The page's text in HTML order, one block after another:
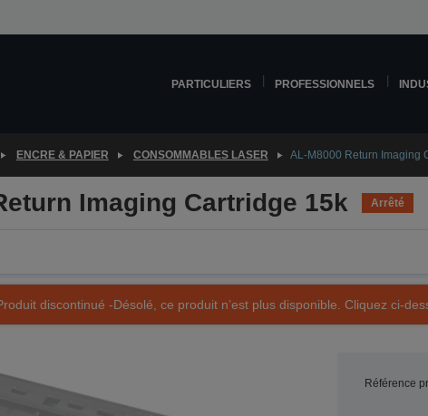
PARTICULIERS PROFESSIONNELS
ENCRE & PAPIER CONSOMMABLES LASER AL-M8000 Return Imaging
Imaging Cartridge 15k Arrêté
discontinué -Désolé, ce produit n’est plus disponible. Cliquez ci-
Référence